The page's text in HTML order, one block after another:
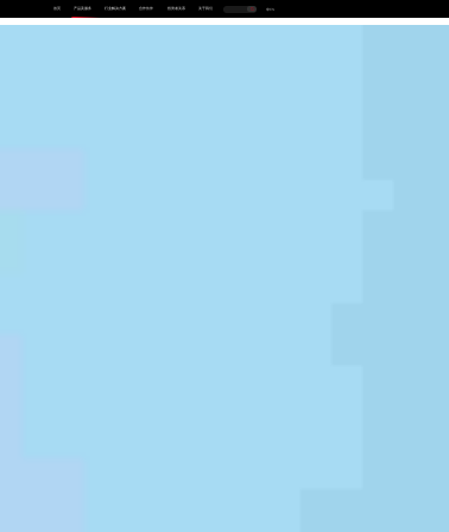
首页 产品及服务 行业解决方案 合作伙伴 投资者关系 关于我们 中EN